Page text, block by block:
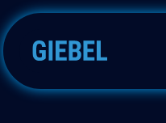
Zum Inhalt springen